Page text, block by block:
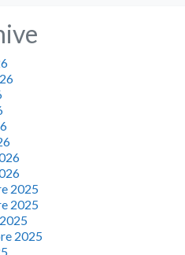
2025
2025
2025